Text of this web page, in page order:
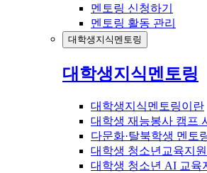
멘토링 신청하기
멘토링 활동 관리
대학생지식멘토링
대학생지식멘토링
대학생지식멘토링이란
대학생 재능봉사 캠프
다문화·탈북학생 멘토
대학생 청소년교육지
대학생 청소년 AI 교육